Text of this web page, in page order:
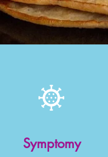
Symptomy